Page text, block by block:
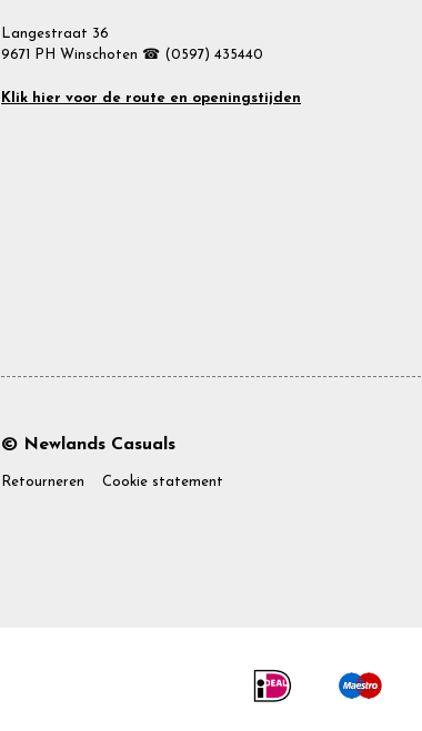
Langestraat 36
9671 PH Winschoten ☎ (0597) 435440
Klik hier voor de route en openingstijden
© Newlands Casuals
Retourneren Cookie statement